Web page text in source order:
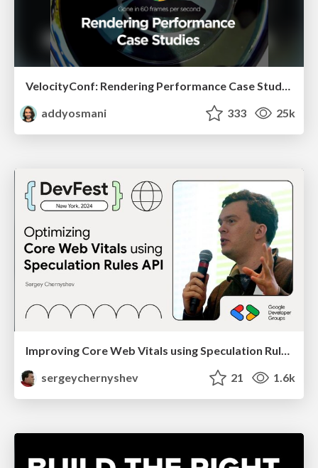
addyosmani
333 25k
Improving Core Web Vitals using Speculation Rules API
sergeychernyshev
21 1.6k